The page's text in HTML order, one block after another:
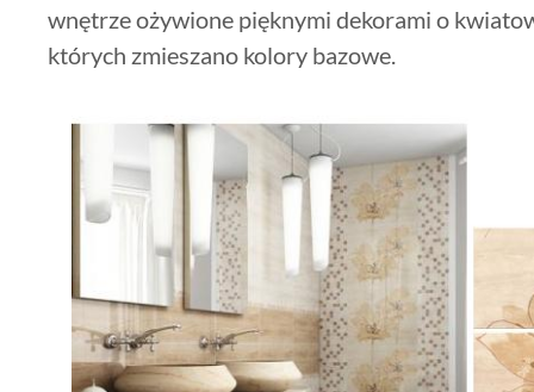
wnętrze ożywione pięknymi dekorami o
których zmieszano kolory bazowe.